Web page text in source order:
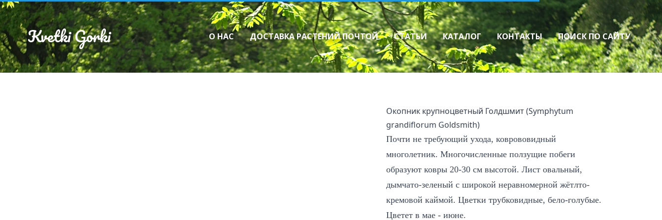
Kvetki Gorki О НАС ДОСТАВКА РАСТЕНИЙ ПОЧТОЙ СТАТЬИ КАТАЛОГ КОНТАКТЫ ПОИСК ПО САЙТУ
Как сделать заказ
Многолетники
Декоративные травы
Астры многолетние (Aster sp.)
Хвойные и лиственные
Лиственные
Виноград
Ягодные
Окопник крупноцветный Голдшмит (Symphytum
grandiflorum Goldsmith)
Почти не требующий ухода, коврововидный
многолетник. Многочисленные ползущие побеги
образуют ковры 20-30 см высотой. Лист овальный,
дымчато-зеленый с широкой неравномерной жётлто-
кремовой каймой. Цветки трубковидные, бело-голубые.
Цветет в мае - июне.